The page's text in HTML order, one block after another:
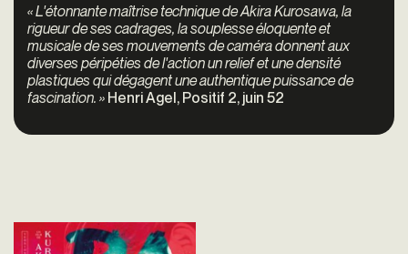
« L'étonnante maîtrise technique de Akira Kurosawa, la
rigueur de ses cadrages, la souplesse éloquente et
musicale de ses mouvements de caméra donnent aux
diverses péripéties de l'action un relief et une densité
plastiques qui dégagent une authentique puissance de
fascination. » Henri Agel, Positif 2, juin 52